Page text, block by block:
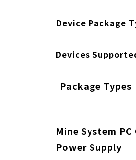
Device Package
Devices
Package Types
TSOPII, PSOP,
Mine System PC
Power Supply